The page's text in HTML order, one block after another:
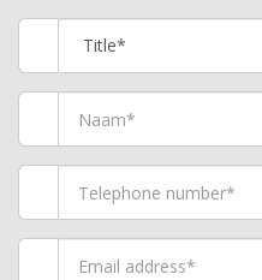
Title*